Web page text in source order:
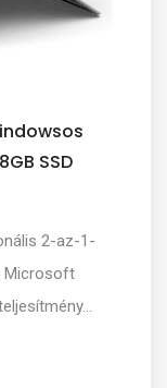
SSD
2-az-1-
Microsoft